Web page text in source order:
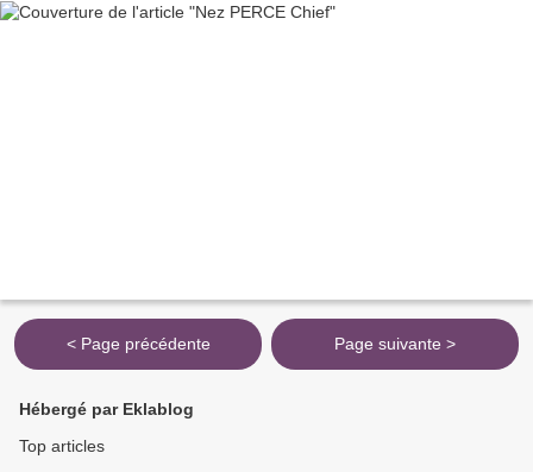
< Page précédente Page suivante >
Hébergé par Eklablog
Top articles